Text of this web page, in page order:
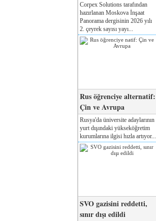
Corpex Solutions tarafından
hazırlanan Moskova İnşaat
Panorama dergisinin 2026 yılı
2. çeyrek sayısı yayı...
Rus öğrenciye alternatif:
Çin ve Avrupa
Rusya'da üniversite adaylarının
yurt dışındaki yükseköğretim
kurumlarına ilgisi hızla artıyor...
SVO gazisini reddetti,
sınır dışı edildi